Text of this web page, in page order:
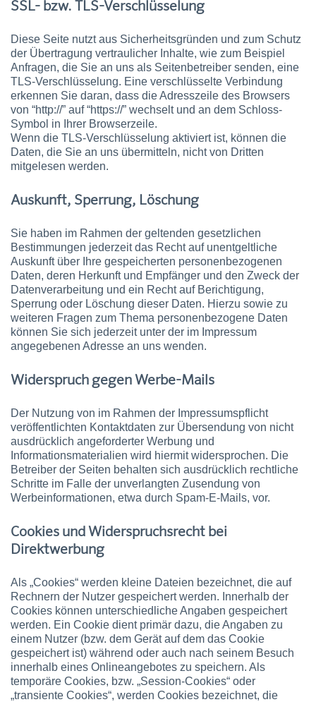
SSL- bzw. TLS-Verschlüsselung
Diese Seite nutzt aus Sicherheitsgründen und zum Schutz
der Übertragung vertraulicher Inhalte, wie zum Beispiel
Anfragen, die Sie an uns als Seitenbetreiber senden, eine
TLS-Verschlüsselung. Eine verschlüsselte Verbindung
erkennen Sie daran, dass die Adresszeile des Browsers
von “http://” auf “https://” wechselt und an dem Schloss-
Symbol in Ihrer Browserzeile.
Wenn die TLS-Verschlüsselung aktiviert ist, können die
Daten, die Sie an uns übermitteln, nicht von Dritten
mitgelesen werden.
Auskunft, Sperrung, Löschung
Sie haben im Rahmen der geltenden gesetzlichen
Bestimmungen jederzeit das Recht auf unentgeltliche
Auskunft über Ihre gespeicherten personenbezogenen
Daten, deren Herkunft und Empfänger und den Zweck der
Datenverarbeitung und ein Recht auf Berichtigung,
Sperrung oder Löschung dieser Daten. Hierzu sowie zu
weiteren Fragen zum Thema personenbezogene Daten
können Sie sich jederzeit unter der im Impressum
angegebenen Adresse an uns wenden.
Widerspruch gegen Werbe-Mails
Der Nutzung von im Rahmen der Impressumspflicht
veröffentlichten Kontaktdaten zur Übersendung von nicht
ausdrücklich angeforderter Werbung und
Informationsmaterialien wird hiermit widersprochen. Die
Betreiber der Seiten behalten sich ausdrücklich rechtliche
Schritte im Falle der unverlangten Zusendung von
Werbeinformationen, etwa durch Spam-E-Mails, vor.
Cookies und Widerspruchsrecht bei
Direktwerbung
Als „Cookies“ werden kleine Dateien bezeichnet, die auf
Rechnern der Nutzer gespeichert werden. Innerhalb der
Cookies können unterschiedliche Angaben gespeichert
werden. Ein Cookie dient primär dazu, die Angaben zu
einem Nutzer (bzw. dem Gerät auf dem das Cookie
gespeichert ist) während oder auch nach seinem Besuch
innerhalb eines Onlineangebotes zu speichern. Als
temporäre Cookies, bzw. „Session-Cookies“ oder
„transiente Cookies“, werden Cookies bezeichnet, die